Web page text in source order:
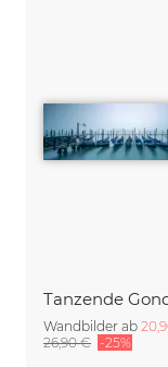
Wandbilder ab
26,90 € -25%